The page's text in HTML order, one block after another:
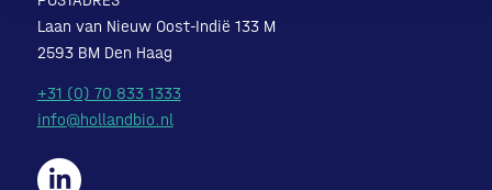
Laan van Nieuw Oost-Indië 133 M
2593 BM Den Haag
+31 (0) 70 833 1333
info@hollandbio.nl